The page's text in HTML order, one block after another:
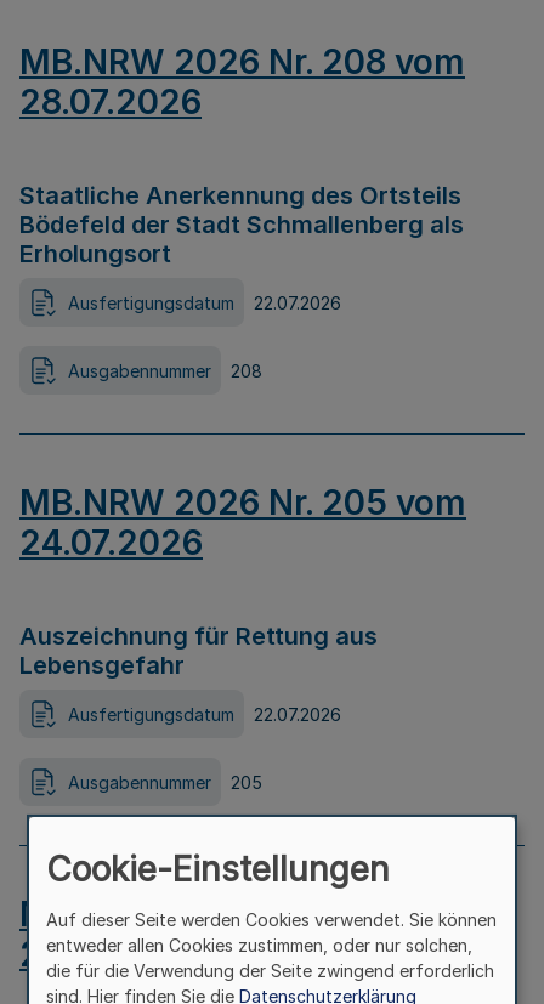
MB.NRW 2026 Nr. 208 vom
28.07.2026
Staatliche Anerkennung des Ortsteils
Bödefeld der Stadt Schmallenberg als
Erholungsort
Ausfertigungsdatum 22.07.2026
Ausgabennummer 208
MB.NRW 2026 Nr. 205 vom
24.07.2026
Auszeichnung für Rettung aus
Lebensgefahr
Ausfertigungsdatum 22.07.2026
Ausgabennummer 205
MB.NRW 2026 Nr. 204 vom
24.07.2026
Cookie-Einstellungen
Auf dieser Seite werden Cookies verwendet. Sie können
entweder allen Cookies zustimmen, oder nur solchen,
die für die Verwendung der Seite zwingend erforderlich
sind. Hier finden Sie die Datenschutzerklärung